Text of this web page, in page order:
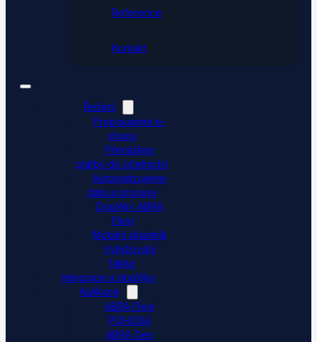
Reference
Kontakt
Řešení
Propojujeme e-
shopy
Přenášíme
platby do účetnictví
Automatizujeme
data a procesy
Doplňky ABRA
Flexi
Mobilní skladník
Vytěžování
faktur
Integrace a doplňky
Aplikace
ABRA Flexi
POHODA
ABRA Gen